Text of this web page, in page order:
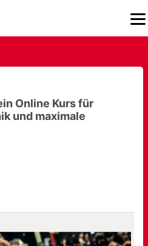
Online Kurs für
und maximale